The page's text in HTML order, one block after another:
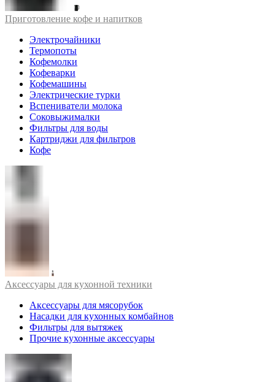
Приготовление кофе и напитков
Электрочайники
Термопоты
Кофемолки
Кофеварки
Кофемашины
Электрические турки
Вспениватели молока
Соковыжималки
Фильтры для воды
Картриджи для фильтров
Кофе
Аксессуары для кухонной техники
Аксессуары для мясорубок
Насадки для кухонных комбайнов
Фильтры для вытяжек
Прочие кухонные аксессуары